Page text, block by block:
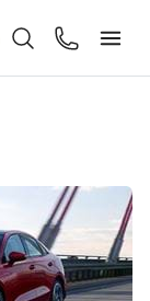
ZoekenContact